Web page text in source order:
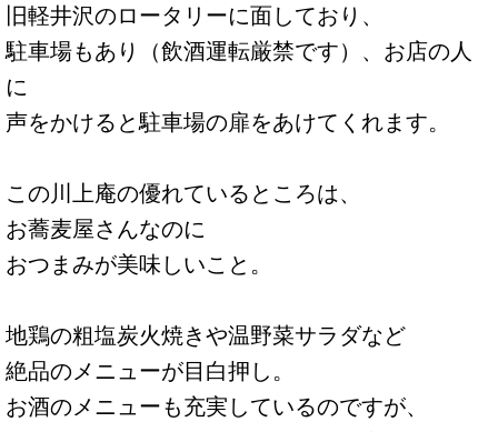
旧軽井沢のロータリーに面しており、
駐車場もあり（飲酒運転厳禁です）、お店の人
に
声をかけると駐車場の扉をあけてくれます。
この川上庵の優れているところは、
お蕎麦屋さんなのに
おつまみが美味しいこと。
地鶏の粗塩炭火焼きや温野菜サラダなど
絶品のメニューが目白押し。
お酒のメニューも充実しているのですが、